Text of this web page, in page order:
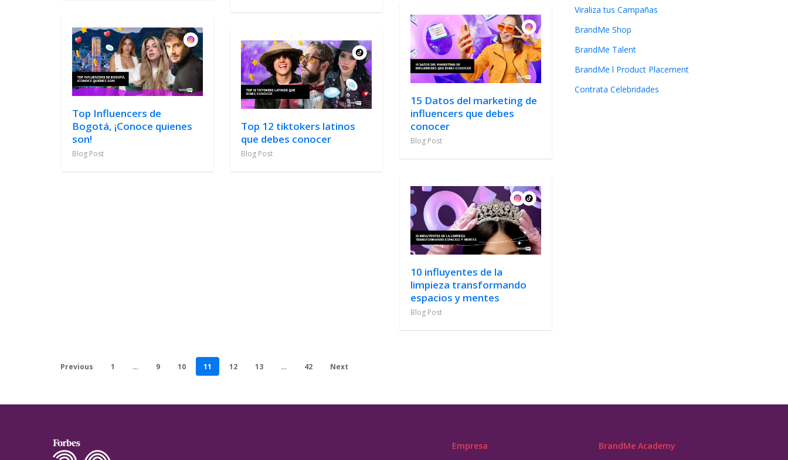
15 Datos del marketing de
influencers que debes
conocer
Blog Post
Top Influencers de
Bogotá, ¡Conoce quienes
son!
Blog Post
Top 12 tiktokers latinos
que debes conocer
Blog Post
10 influyentes de la
limpieza transformando
espacios y mentes
Blog Post
Previous 1 … 9 10 11 12 13 … 42 Next
Viraliza tus Campañas
BrandMe Shop
BrandMe Talent
BrandMe l Product Placement
Contrata Celebridades
Empresa BrandMe Academy